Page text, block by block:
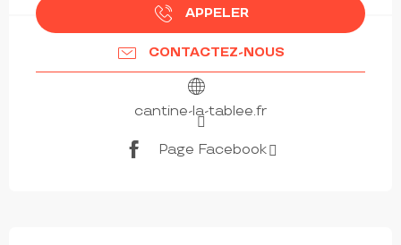
APPELER
CONTACTEZ-NOUS
cantine-la-tablee.fr
Page Facebook